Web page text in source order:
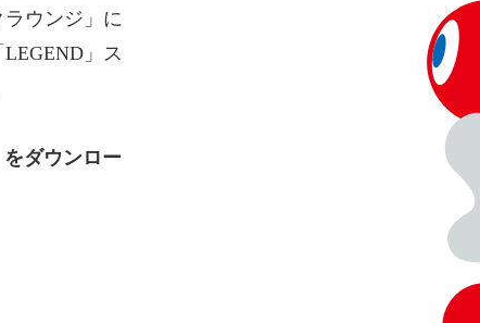
ウンジ」に
」ス
ダウンロー